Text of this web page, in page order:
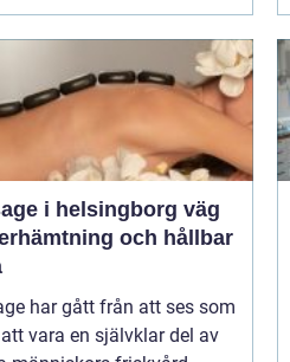
i helsingborg väg
och hållbar
har gått från att ses som
vara en självklar del av